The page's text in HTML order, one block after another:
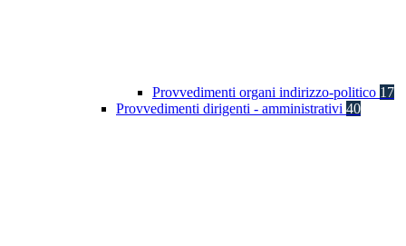
Provvedimenti organi indirizzo-politico 17
Provvedimenti dirigenti - amministrativi 40